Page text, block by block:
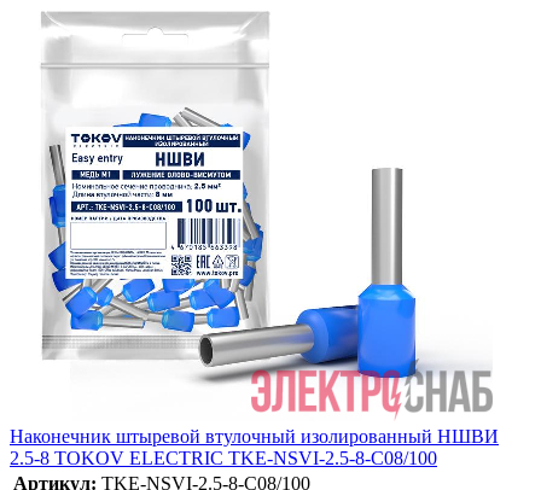
Наконечник штыревой втулочный изолированный НШВИ
2.5-8 TOKOV ELECTRIC TKE-NSVI-2.5-8-C08/100
Артикул: TKE-NSVI-2.5-8-C08/100